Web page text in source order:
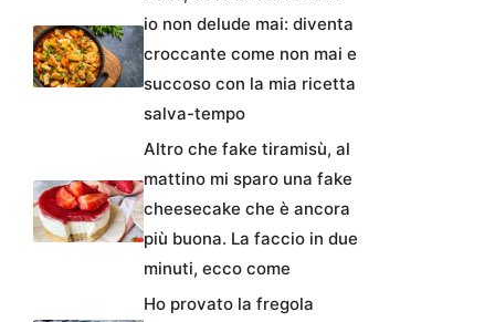
io non delude mai: diventa
croccante come non mai e
succoso con la mia ricetta
salva-tempo
Altro che fake tiramisù, al
mattino mi sparo una fake
cheesecake che è ancora
più buona. La faccio in due
minuti, ecco come
Ho provato la fregola